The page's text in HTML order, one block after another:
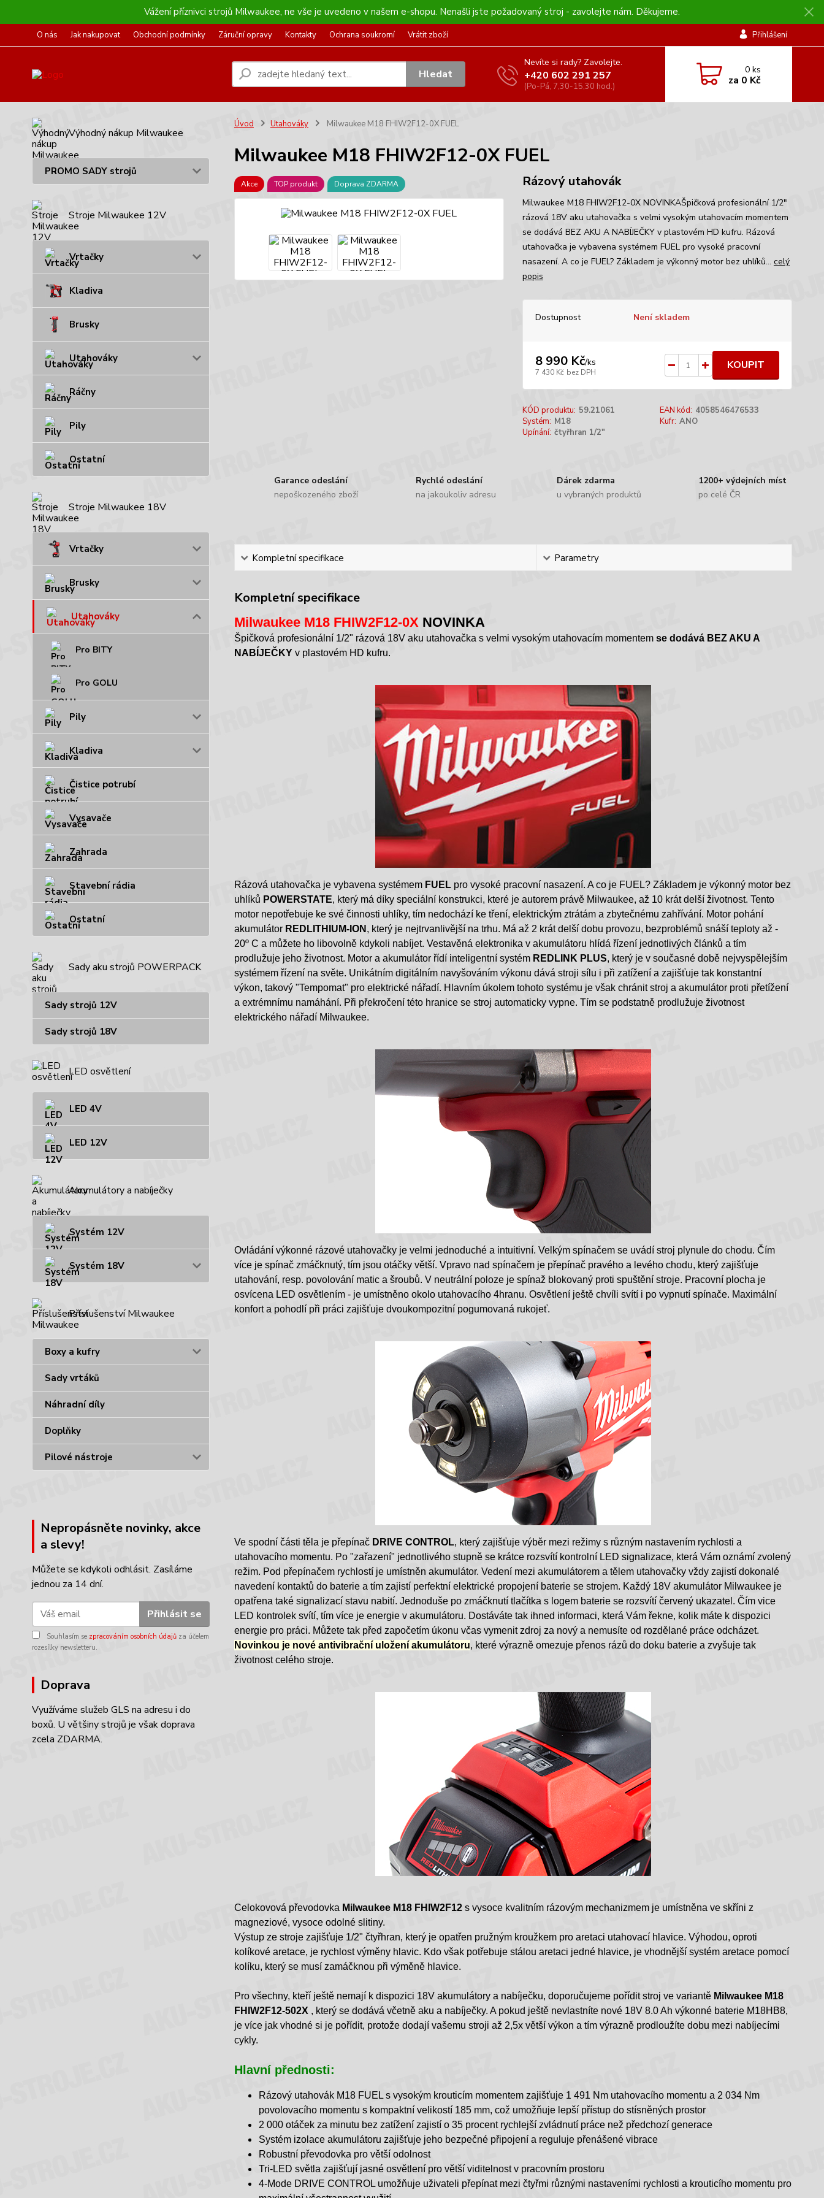
Vážení příznivci strojů Milwaukee, ne vše je uvedeno v našem e-shopu. Nenašli jste požadovaný stroj - zavolejte nám. Děkujeme.
O nás Jak nakupovat Obchodní podmínky Záruční opravy Kontakty Ochrana soukromí Vrátit zboží Přihlášení
Hledat
Nevíte si rady? Zavolejte.
+420 602 291 257
(Po-Pá, 7,30-15,30 hod.)
0ks
za 0 Kč
Výhodný nákup Milwaukee
PROMO SADY strojů
Stroje Milwaukee 12V
Vrtačky
Kladiva
Brusky
Utahováky
Ráčny
Pily
Ostatní
Stroje Milwaukee 18V
Vrtačky
Brusky
Utahováky
Pro BITY
Pro GOLU
Pily
Kladiva
Čistice potrubí
Vysavače
Zahrada
Stavební rádia
Ostatní
Sady aku strojů POWERPACK
Sady strojů 12V
Sady strojů 18V
LED osvětlení
LED 4V
LED 12V
Akumulátory a nabíječky
Systém 12V
Systém 18V
Příslušenství Milwaukee
Boxy a kufry
Sady vrtáků
Náhradní díly
Doplňky
Pilové nástroje
Nepropásněte novinky, akce
a slevy!
Můžete se kdykoli odhlásit. Zasíláme
jednou za 14 dní.
Přihlásit se
Souhlasím se zpracováním osobních údajů za účelem
rozesílky newsletteru.
Doprava
Využíváme služeb GLS na adresu i do
boxů. U většiny strojů je však doprava
zcela ZDARMA.
Úvod Utahováky Milwaukee M18 FHIW2F12-0X FUEL
Milwaukee M18 FHIW2F12-0X FUEL
Akce TOP produkt Doprava ZDARMA Rázový utahovák
Milwaukee M18 FHIW2F12-0X NOVINKAŠpičková profesionální 1/2"
rázová 18V aku utahovačka s velmi vysokým utahovacím momentem
se dodává BEZ AKU A NABÍJEČKY v plastovém HD kufru. Rázová
utahovačka je vybavena systémem FUEL pro vysoké pracovní
nasazení. A co je FUEL? Základem je výkonný motor bez uhlíků... celý
popis
Dostupnost Není skladem
8 990 Kč/ks
7 430 Kč bez DPH
KOUPIT
KÓD produktu: 59.21061 EAN kód: 4058546476533
Systém: M18 Kufr: ANO
Upínání: čtyřhran 1/2"
Garance odeslání
nepoškozeného zboží
Rychlé odeslání
na jakoukoliv adresu
Dárek zdarma
u vybraných produktů
1200+ výdejních míst
po celé ČR
Kompletní specifikace Parametry
Kompletní specifikace
Milwaukee M18 FHIW2F12-0X NOVINKA
Špičková profesionální 1/2" rázová 18V aku utahovačka s velmi vysokým utahovacím momentem se dodává BEZ AKU A
NABÍJEČKYv plastovém HD kufru.
Rázová utahovačka je vybavena systémem FUELpro vysoké pracovní nasazení. A co je FUEL? Základem je výkonný motor bez
uhlíků POWERSTATE, který má díky speciální konstrukci, které je autorem právě Milwaukee, až 10 krát delší životnost. Tento
motor nepotřebuje ke své činnosti uhlíky, tím nedochází ke tření, elektrickým ztrátám a zbytečnému zahřívání. Motor pohání
akumulátor REDLITHIUM-ION , který je nejtrvanlivější na trhu. Má až 2 krát delší dobu provozu, bezproblémů snáší teploty až -
20º C a můžete ho libovolně kdykoli nabíjet. Vestavěná elektronika v akumulátoru hlídá řízení jednotlivých článků a tím
prodlužuje jeho životnost. Motor a akumulátor řídí inteligentní systém REDLINK PLUS, který je v současné době nejvyspělejším
systémem řízení na světe. Unikátním digitálním navyšováním výkonu dává stroji sílu i při zatížení a zajišťuje tak konstantní
výkon, takový "Tempomat" pro elektrické nářadí. Hlavním úkolem tohoto systému je však chránit stroj a akumulátor proti přetížení
a extrémnímu namáhání. Při překročení této hranice se stroj automaticky vypne. Tím se podstatně prodlužuje životnost
elektrického nářadí Milwaukee.
Ovládání výkonné rázové utahovačky je velmi jednoduché a intuitivní. Velkým spínačem se uvádí stroj plynule do chodu. Čím
více je spínač zmáčknutý, tím jsou otáčky větší. Vpravo nad spínačem je přepínač pravého a levého chodu, který zajišťuje
utahování, resp. povolování matic a šroubů. V neutrální poloze je spínaž blokovaný proti spuštění stroje. Pracovní plocha je
osvícena LED osvětlením - je umístněno okolo utahovacího 4hranu. Osvětlení ještě chvíli svítí i po vypnutí spínače. Maximální
konfort a pohodlí při práci zajišťuje dvoukompozitní pogumovaná rukojeť.
Ve spodní části těla je přepínač DRIVE CONTROL, který zajišťuje výběr mezi režimy s různým nastavením rychlosti a
utahovacího momentu. Po "zařazení" jednotlivého stupně se krátce rozsvítí kontrolní LED signalizace, která Vám oznámí zvolený
režim. Pod přepínačem rychlostí je umístněn akumulátor. Vedení mezi akumulátorem a tělem utahovačky vždy zajistí dokonalé
navedení kontaktů do baterie a tím zajistí perfektní elektrické propojení baterie se strojem. Každý 18V akumulátor Milwaukee je
opatřena také signalizací stavu nabití. Jednoduše po zmáčknutí tlačítka s logem baterie se rozsvítí červený ukazatel. Čím vice
LED kontrolek svítí, tím více je energie v akumulátoru. Dostáváte tak ihned informaci, která Vám řekne, kolik máte k dispozici
energie pro práci. Můžete tak před započetím úkonu včas vymenit zdroj za nový a nemusíte od rozdělané práce odcházet.
Novinkou je nové antivibrační uložení akumulátoru, které výrazně omezuje přenos rázů do doku baterie a zvyšuje tak
životnost celého stroje.
Celokovová převodovka Milwaukee M18 FHIW2F12s vysoce kvalitním rázovým mechanizmem je umístněna ve skříni z
magneziové, vysoce odolné slitiny.
Výstup ze stroje zajišťuje 1/2" čtyřhran, který je opatřen pružným kroužkem pro aretaci utahovací hlavice. Výhodou, oproti
kolíkové aretace, je rychlost výměny hlavic. Kdo však potřebuje stálou aretaci jedné hlavice, je vhodnější systém aretace pomocí
kolíku, který se musí zamáčknou při výměně hlavice.
Pro všechny, kteří ještě nemají k dispozici 18V akumulátory a nabíječku, doporučujeme pořídit stroj ve variantě Milwaukee M18
FHIW2F12-502X , který se dodává včetně aku a nabíječky. A pokud ještě nevlastníte nové 18V 8.0 Ah výkonné baterie M18HB8,
je více jak vhodné si je pořídit, protože dodají vašemu stroji až 2,5x větší výkon a tím výrazně prodloužíte dobu mezi nabíjecími
cykly.
Hlavní přednosti:
Rázový utahovák M18 FUEL s vysokým krouticím momentem zajišťuje 1 491 Nm utahovacího momentu a 2 034 Nm
povolovacího momentu s kompaktní velikostí 185 mm, což umožňuje lepší přístup do stísněných prostor
2 000 otáček za minutu bez zatížení zajistí o 35 procent rychlejší zvládnutí práce než předchozí generace
Systém izolace akumulátoru zajišťuje jeho bezpečné připojení a reguluje přenášené vibrace
Robustní převodovka pro větší odolnost
Tri-LED světla zajišťují jasné osvětlení pro větší viditelnost v pracovním prostoru
4-Mode DRIVE CONTROL umožňuje uživateli přepínat mezi čtyřmi různými nastaveními rychlosti a krouticího momentu pro